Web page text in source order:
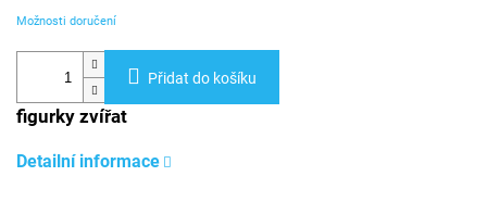
Možnosti doručení
Přidat do košíku
figurky zvířat
Detailní informace